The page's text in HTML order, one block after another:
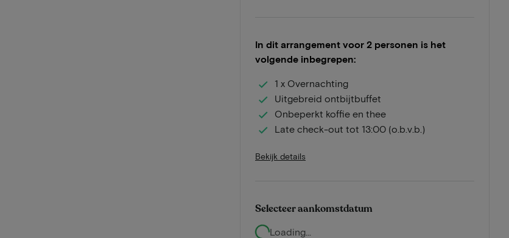
In dit arrangement voor 2 personen is het
volgende inbegrepen:
1 x Overnachting
Uitgebreid ontbijtbuffet
Onbeperkt koffie en thee
Late check-out tot 13:00 (o.b.v.b.)
Bekijk details
Selecteer aankomstdatum
Loading...